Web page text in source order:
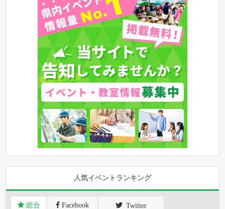
人気イベントランキング
総合 Facebook Twitter